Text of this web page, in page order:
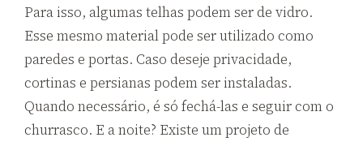
Para isso, algumas telhas podem ser de vidro.
Esse mesmo material pode ser utilizado como
paredes e portas. Caso deseje privacidade,
cortinas e persianas podem ser instaladas.
Quando necessário, é só fechá-las e seguir com o
churrasco. E a noite? Existe um projeto de